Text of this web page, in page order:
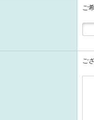
ご
ご